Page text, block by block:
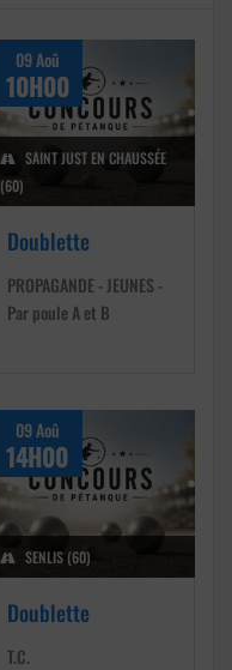
09 Aoû
10H00
SAINT JUST EN CHAUSSÉE
(60)
Doublette
PROPAGANDE - JEUNES -
Par poule A et B
09 Aoû
14H00
SENLIS (60)
Doublette
T.C.